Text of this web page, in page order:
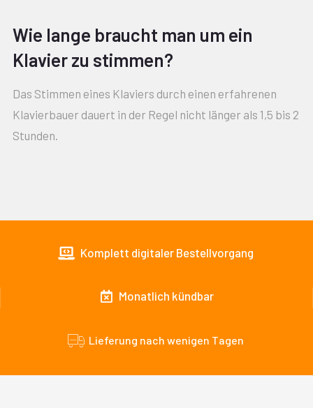
Wie lange braucht man um ein
Klavier zu stimmen?
Das Stimmen eines Klaviers durch einen erfahrenen
Klavierbauer dauert in der Regel nicht länger als 1,5 bis 2
Stunden.
Komplett digitaler Bestellvorgang
Monatlich kündbar
Lieferung nach wenigen Tagen